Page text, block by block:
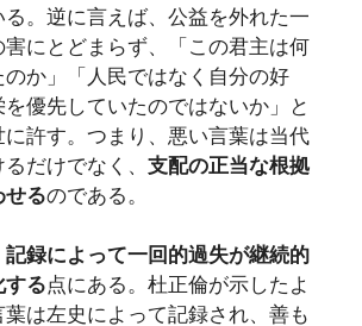
る。逆に言えば、公益を外れた一
にとどまらず、「この君主は何
のか」「人民ではなく自分の好
優先していたのではないか」と
許す。つまり、悪い言葉は当代
だけでなく、 支配の正当な根拠
せるのである。
記録によって一回的過失が継続的
する点にある。杜正倫が示したよ
葉は左史によって記録され、善も